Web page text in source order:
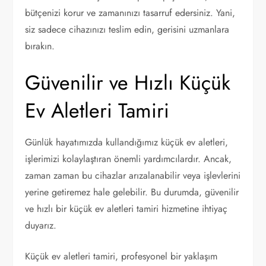
bütçenizi korur ve zamanınızı tasarruf edersiniz. Yani,
siz sadece cihazınızı teslim edin, gerisini uzmanlara
bırakın.
Güvenilir ve Hızlı Küçük
Ev Aletleri Tamiri
Günlük hayatımızda kullandığımız küçük ev aletleri,
işlerimizi kolaylaştıran önemli yardımcılardır. Ancak,
zaman zaman bu cihazlar arızalanabilir veya işlevlerini
yerine getiremez hale gelebilir. Bu durumda, güvenilir
ve hızlı bir küçük ev aletleri tamiri hizmetine ihtiyaç
duyarız.
Küçük ev aletleri tamiri, profesyonel bir yaklaşım